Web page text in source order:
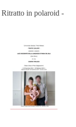
in polaroid -